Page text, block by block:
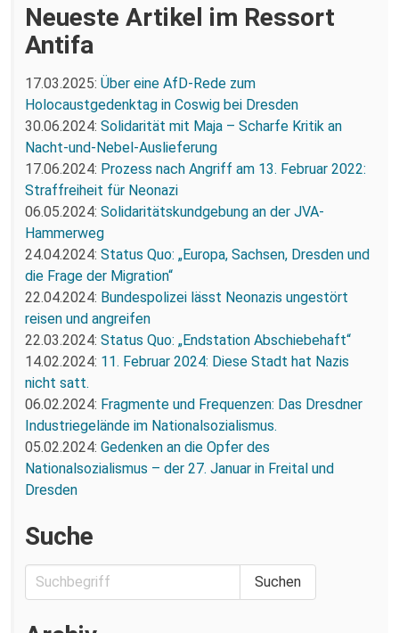
Neueste Artikel im Ressort
Antifa
17.03.2025: Über eine AfD-Rede zum
Holocaustgedenktag in Coswig bei Dresden
30.06.2024: Solidarität mit Maja – Scharfe Kritik an
Nacht-und-Nebel-Auslieferung
17.06.2024: Prozess nach Angriff am 13. Februar 2022:
Straffreiheit für Neonazi
06.05.2024: Solidaritätskundgebung an der JVA-
Hammerweg
24.04.2024: Status Quo: „Europa, Sachsen, Dresden und
die Frage der Migration“
22.04.2024: Bundespolizei lässt Neonazis ungestört
reisen und angreifen
22.03.2024: Status Quo: „Endstation Abschiebehaft“
14.02.2024: 11. Februar 2024: Diese Stadt hat Nazis
nicht satt.
06.02.2024: Fragmente und Frequenzen: Das Dresdner
Industriegelände im Nationalsozialismus.
05.02.2024: Gedenken an die Opfer des
Nationalsozialismus – der 27. Januar in Freital und
Dresden
Suche